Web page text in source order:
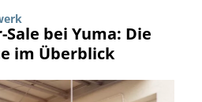
bei Yuma: Die
im Überblick